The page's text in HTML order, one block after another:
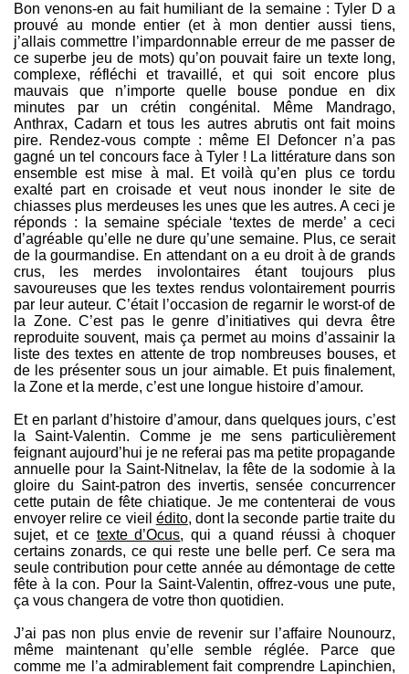
Bon venons-en au fait humiliant de la semaine : Tyler D a
prouvé au monde entier (et à mon dentier aussi tiens,
j’allais commettre l’impardonnable erreur de me passer de
ce superbe jeu de mots) qu’on pouvait faire un texte long,
complexe, réfléchi et travaillé, et qui soit encore plus
mauvais que n’importe quelle bouse pondue en dix
minutes par un crétin congénital. Même Mandrago,
Anthrax, Cadarn et tous les autres abrutis ont fait moins
pire. Rendez-vous compte : même El Defoncer n’a pas
gagné un tel concours face à Tyler ! La littérature dans son
ensemble est mise à mal. Et voilà qu’en plus ce tordu
exalté part en croisade et veut nous inonder le site de
chiasses plus merdeuses les unes que les autres. A ceci je
réponds : la semaine spéciale ‘textes de merde’ a ceci
d’agréable qu’elle ne dure qu’une semaine. Plus, ce serait
de la gourmandise. En attendant on a eu droit à de grands
crus, les merdes involontaires étant toujours plus
savoureuses que les textes rendus volontairement pourris
par leur auteur. C’était l’occasion de regarnir le worst-of de
la Zone. C’est pas le genre d’initiatives qui devra être
reproduite souvent, mais ça permet au moins d’assainir la
liste des textes en attente de trop nombreuses bouses, et
de les présenter sous un jour aimable. Et puis finalement,
la Zone et la merde, c’est une longue histoire d’amour.
Et en parlant d’histoire d’amour, dans quelques jours, c’est
la Saint-Valentin. Comme je me sens particulièrement
feignant aujourd’hui je ne referai pas ma petite propagande
annuelle pour la Saint-Nitnelav, la fête de la sodomie à la
gloire du Saint-patron des invertis, sensée concurrencer
cette putain de fête chiatique. Je me contenterai de vous
envoyer relire ce vieil édito, dont la seconde partie traite du
sujet, et ce texte d’Ocus, qui a quand réussi à choquer
certains zonards, ce qui reste une belle perf. Ce sera ma
seule contribution pour cette année au démontage de cette
fête à la con. Pour la Saint-Valentin, offrez-vous une pute,
ça vous changera de votre thon quotidien.
J’ai pas non plus envie de revenir sur l’affaire Nounourz,
même maintenant qu’elle semble réglée. Parce que
comme me l’a admirablement fait comprendre Lapinchien,